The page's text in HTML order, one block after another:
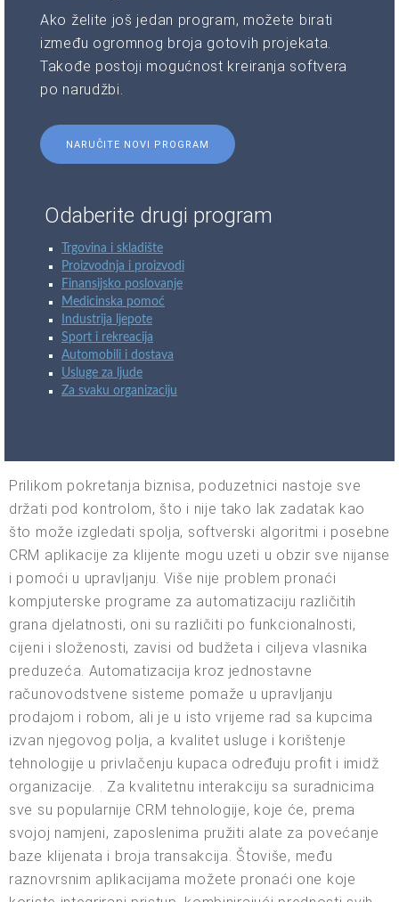
Ako želite još jedan program, možete birati
između ogromnog broja gotovih projekata.
Takođe postoji mogućnost kreiranja softvera
po narudžbi.
NARUČITE NOVI PROGRAM
Odaberite drugi program
Trgovina i skladište
Proizvodnja i proizvodi
Finansijsko poslovanje
Medicinska pomoć
Industrija ljepote
Sport i rekreacija
Automobili i dostava
Usluge za ljude
Za svaku organizaciju
Prilikom pokretanja biznisa, poduzetnici nastoje sve
držati pod kontrolom, što i nije tako lak zadatak kao
što može izgledati spolja, softverski algoritmi i posebne
CRM aplikacije za klijente mogu uzeti u obzir sve nijanse
i pomoći u upravljanju. Više nije problem pronaći
kompjuterske programe za automatizaciju različitih
grana djelatnosti, oni su različiti po funkcionalnosti,
cijeni i složenosti, zavisi od budžeta i ciljeva vlasnika
preduzeća. Automatizacija kroz jednostavne
računovodstvene sisteme pomaže u upravljanju
prodajom i robom, ali je u isto vrijeme rad sa kupcima
izvan njegovog polja, a kvalitet usluge i korištenje
tehnologije u privlačenju kupaca određuju profit i imidž
organizacije. . Za kvalitetnu interakciju sa suradnicima
sve su popularnije CRM tehnologije, koje će, prema
svojoj namjeni, zaposlenima pružiti alate za povećanje
baze klijenata i broja transakcija. Štoviše, među
raznovrsnim aplikacijama možete pronaći one koje